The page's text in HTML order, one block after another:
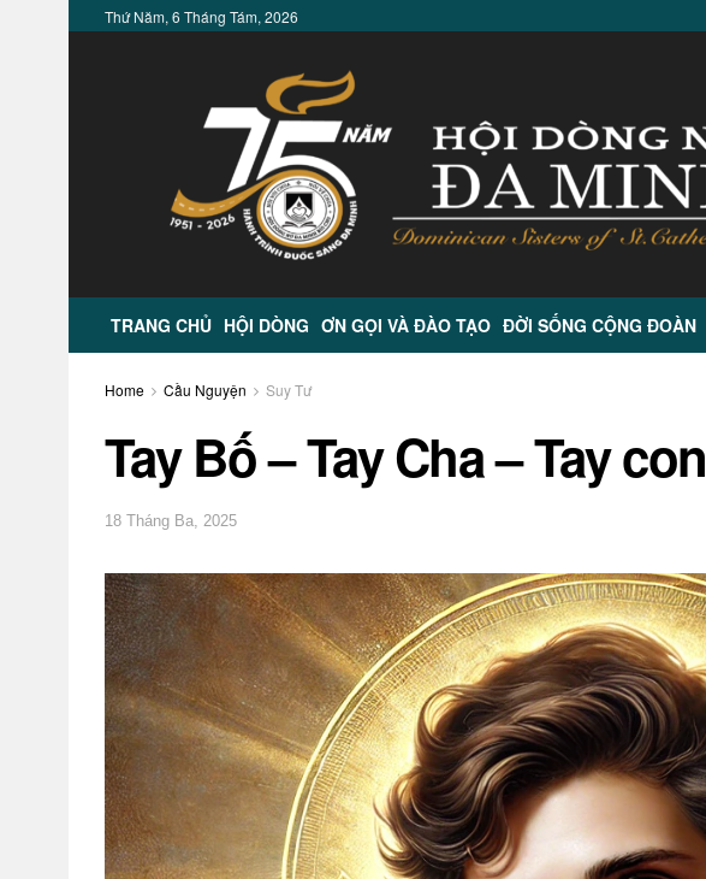
Thứ Năm, 6 Tháng Tám, 2026
TRANG CHỦ HỘI DÒNG ƠN GỌI VÀ ĐÀO TẠO ĐỜI SỐNG CỘNG ĐOÀN
Home Cầu Nguyện Suy Tư
Tay Bố – Tay Cha – Tay con
18 Tháng Ba, 2025